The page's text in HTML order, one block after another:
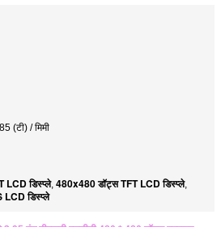
(टी) / मिमी
LCD डिस्प्ले, 480x480 डॉट्स TFT LCD डिस्प्ले,
LCD डिस्प्ले